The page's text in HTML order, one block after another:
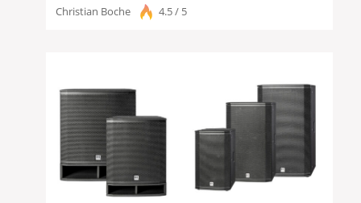
Christian Boche 4.5 / 5